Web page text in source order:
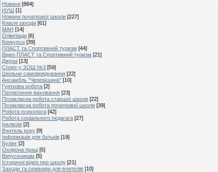
Новини [884]
НУШ [1]
Новини початкової школи [227]
Класні заходи [61]
МАН [14]
Олімпіади [6]
Конкурси [39]
ПЛАСТ та Спортивний туризм [44]
Відео ПЛАСТ та Спортивний туризм [21]
Джура [13]
Спорт у ЗОШ №3 [59]
Шкільне самоврядування [22]
Ансамбль "Черемшина" [10]
Гурткова робота [2]
Патріотичне виховання [23]
Позакласна робота старшої школи [22]
Позакласна робота початкової школи [39]
Робота психолога [42]
Робота соціального педагага [27]
Інклюзія [2]
Вчитель року [9]
Інформація для батьків [19]
Булінг [2]
Охорона праці [5]
Випускникам [5]
Історичні відео про школу [21]
Заходи та семінари для вчителів [10]